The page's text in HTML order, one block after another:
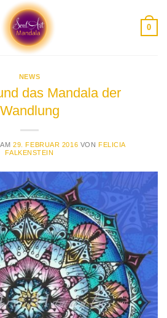
0
NEWS
das Mandala der
Wandlung
AM29. FEBRUAR 2016 VON FELICIA
FALKENSTEIN